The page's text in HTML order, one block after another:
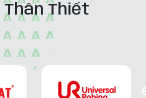
Thân Thiết